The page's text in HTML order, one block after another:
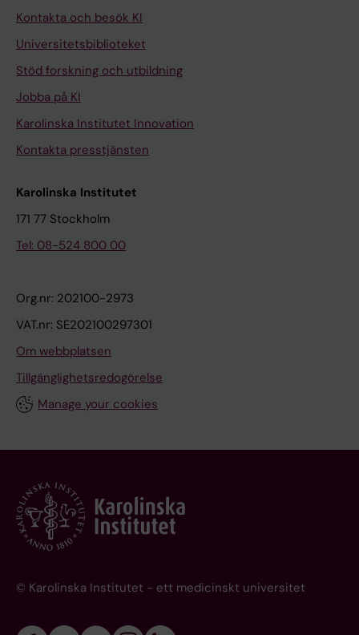
Kontakta och besök KI
Universitetsbiblioteket
Stöd forskning och utbildning
Jobba på KI
Karolinska Institutet Innovation
Kontakta presstjänsten
Karolinska Institutet
171 77 Stockholm
Tel: 08-524 800 00
Org.nr: 202100-2973
VAT.nr: SE202100297301
Om webbplatsen
Tillgänglighetsredogörelse
Manage your cookies
© Karolinska Institutet - ett medicinskt universitet